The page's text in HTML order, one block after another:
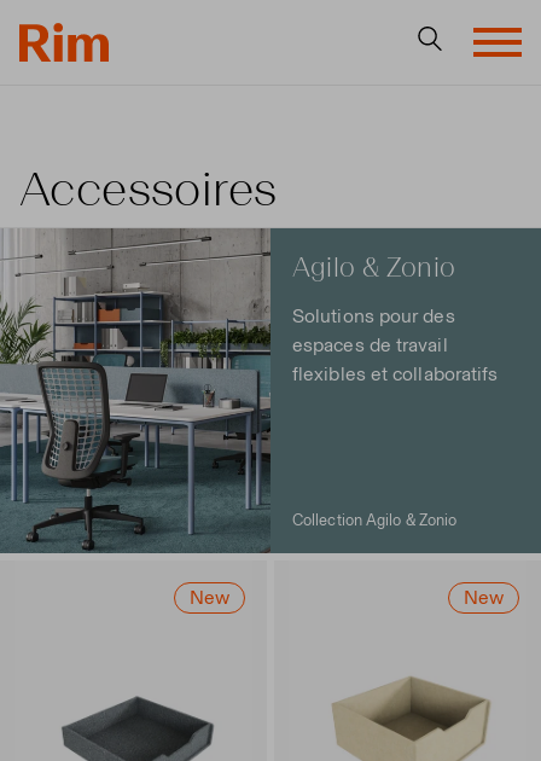
Accessoires
Agilo & Zonio
Solutions pour des
espaces de travail
flexibles et collaboratifs
Collection Agilo & Zonio
New New